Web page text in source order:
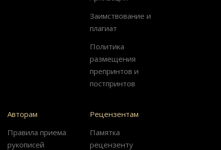
Заимствование и
плагиат
Политика
размещения
препринтов и
постпринтов
Авторам
Правила приема
рукописей
Рецензентам
Памятка
рецензенту